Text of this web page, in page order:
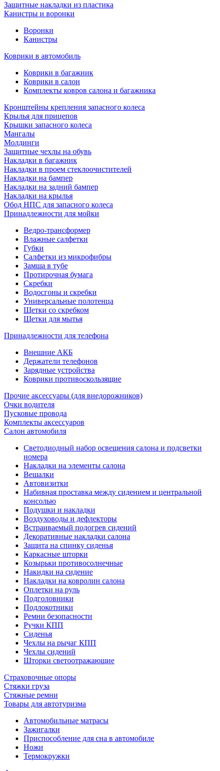
Защитные накладки из пластика
Канистры и воронки
Воронки
Канистры
Коврики в автомобиль
Коврики в багажник
Коврики в салон
Комплекты ковров салона и багажника
Кронштейны крепления запасного колеса
Крылья для прицепов
Крышки запасного колеса
Мангалы
Молдинги
Защитные чехлы на обувь
Накладки в багажник
Накладки в проем стеклоочистителей
Накладки на бампер
Накладки на задний бампер
Накладки на крылья
Обод НПС для запасного колеса
Принадлежности для мойки
Ведро-трансформер
Влажные салфетки
Губки
Салфетки из микрофибры
Замша в тубе
Протирочная бумага
Скребки
Водосгоны и скребки
Универсальные полотенца
Щетки со скребком
Щетки для мытья
Принадлежности для телефона
Внешние АКБ
Держатели телефонов
Зарядные устройства
Коврики противоскользящие
Прочие аксессуары (для внедорожников)
Очки водителя
Пусковые провода
Комплекты аксессуаров
Салон автомобиля
Светодиодный набор освещения салона и подсветки
номера
Накладки на элементы салона
Вешалки
Автовизитки
Набивная проставка между сидением и центральной
консолью
Подушки и накладки
Воздуховоды и дефлекторы
Встраиваемый подогрев сидений
Декоративные накладки салона
Защита на спинку сиденья
Каркасные шторки
Козырьки противосолнечные
Накидки на сидение
Накладки на ковролин салона
Оплетки на руль
Подголовники
Подлокотники
Ремни безопасности
Ручки КПП
Сиденья
Чехлы на рычаг КПП
Чехлы сидений
Шторки светоотражающие
Страховочные опоры
Стяжки груза
Стяжные ремни
Товары для автотуризма
Автомобильные матрасы
Зажигалки
Приспособление для сна в автомобиле
Ножи
Термокружки